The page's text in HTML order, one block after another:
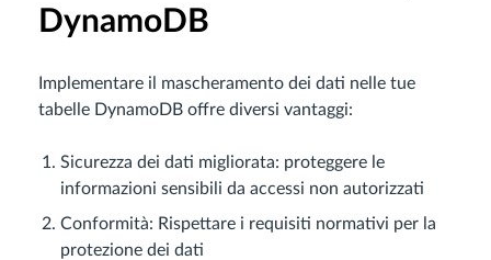
DynamoDB
Implementare il mascheramento dei dati nelle tue
tabelle DynamoDB offre diversi vantaggi:
Sicurezza dei dati migliorata: proteggere le
informazioni sensibili da accessi non autorizzati
Conformità: Rispettare i requisiti normativi per la
protezione dei dati